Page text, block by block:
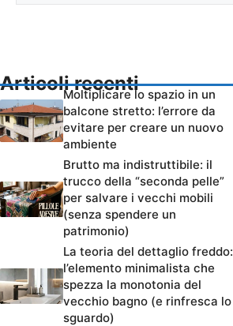
Articoli recenti
Moltiplicare lo spazio in un
balcone stretto: l’errore da
evitare per creare un nuovo
ambiente
Brutto ma indistruttibile: il
trucco della “seconda pelle”
per salvare i vecchi mobili
(senza spendere un
patrimonio)
La teoria del dettaglio freddo:
l’elemento minimalista che
spezza la monotonia del
vecchio bagno (e rinfresca lo
sguardo)